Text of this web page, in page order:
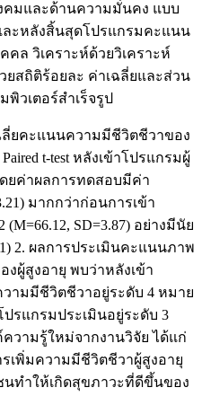
คมและด้านความมั่นคง แบบ
ละหลังสิ้นสุดโปรแกรมคะแนน
ล วิเคราะห์ด้วยวิเคราะห์
สถิติร้อยละ ค่าเฉลี่ยและส่วน
วเตอร์สำเร็จรูป
คะแนนความมีชีวิตชีวาของ
t-test หลังเข้าโปรแกรมผู้
ยค่าผลการทดสอบมีค่า
มากกว่าก่อนการเข้า
SD=3.87) อย่างมีนัย
2. ผลการประเมินคะแนนภาพ
ผู้สูงอายุ พบว่าหลังเข้า
ามมีชีวิตชีวาอยู่ระดับ 4 หมาย
รแกรมประเมินอยู่ระดับ 3
วามรู้ใหม่จากงานวิจัย ได้แก่
เพิ่มความมีชีวิตชีวาผู้สูงอายุ
ทำให้เกิดสุขภาวะที่ดีขึ้นของ